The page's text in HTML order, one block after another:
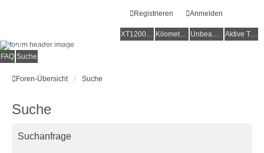
Anmelden
Registrieren
XT1200Z-Wiki Kilometerstatistik Unbeantwortete Themen Aktive Themen
Alles rund um die Yamaha XT1200Z Super Ténéré
FAQ Suche
Foren-Übersicht Suche
Suche
Suchanfrage